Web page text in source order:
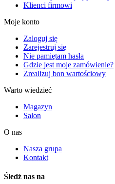
Klienci firmowi
Moje konto
Zaloguj się
Zarejestruj się
Nie pamiętam hasła
Gdzie jest moje zamówienie?
Zrealizuj bon wartościowy
Warto wiedzieć
Magazyn
Salon
O nas
Nasza grupa
Kontakt
Śledź nas na